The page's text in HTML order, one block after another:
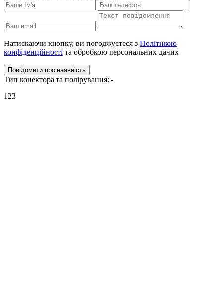
Натискаючи кнопку, ви погоджуєтеся з Політикою
конфіденційності та обробкою персональних даних
Повідомити про наявність
Тип конектора та полірування: -
123